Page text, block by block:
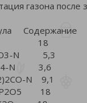
газона после
Содержание
18
N 5,3
N 3,6
N 9,1
P2O5 18